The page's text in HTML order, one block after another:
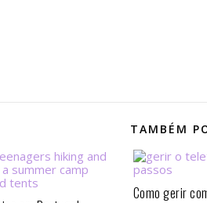
TAMBÉM
Como gerir